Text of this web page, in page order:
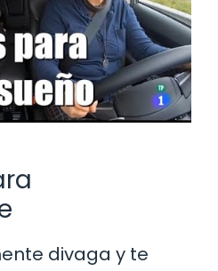
divaga y te